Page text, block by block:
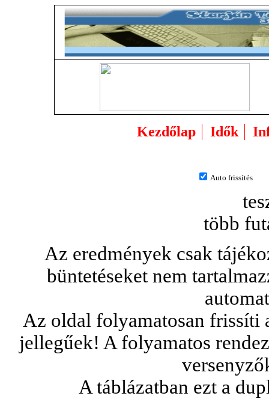
Kezdőlap Idők
Auto frissítés
több
Az eredmények csak
büntetéseket nem
Az oldal folyamatosan frissíti
jellegűek! A folyamatos
A táblázatban ezt a